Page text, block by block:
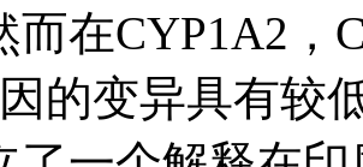
而在CYP1A2，
的变异具有较